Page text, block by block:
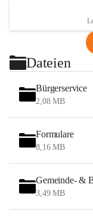
Dateien
Bürgerservice
2,08 MB
Formulare
8,16 MB
Gemeinde- &
3,49 MB